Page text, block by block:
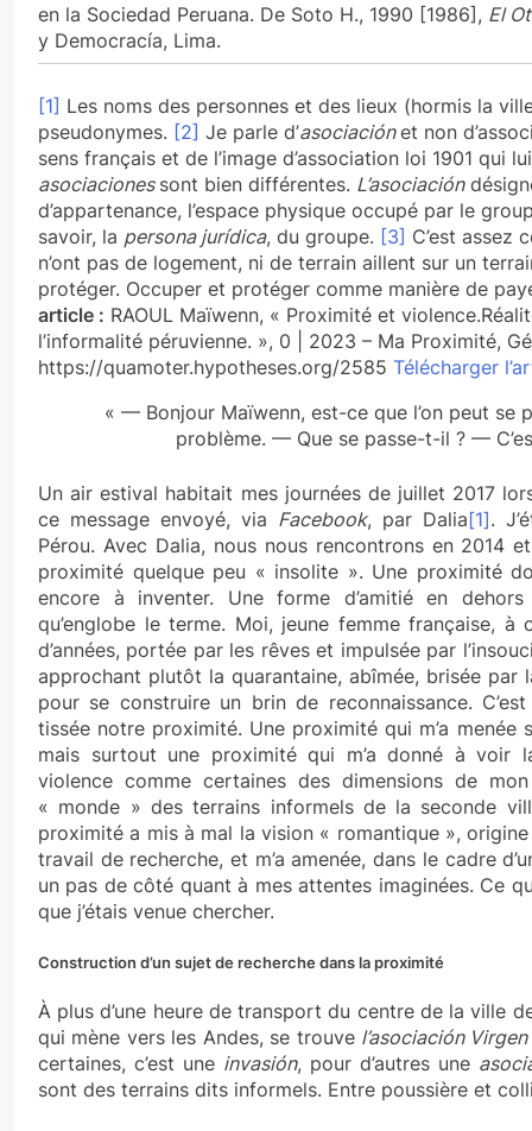
en la Sociedad Peruana. De Soto H., 1990 [1986], El
y Democracía, Lima.
[1] Les noms des personnes et des lieux (hormis la
pseudonymes. [2] Je parle d’asociaciónet non
sens français et de l’image d’association loi 1901 qui
asociaciones sont bien différentes. L’asociación
d’appartenance, l’espace physique occupé par le
savoir, la persona jurídica, du groupe. [3] C’est assez
n’ont pas de logement, ni de terrain aillent sur un
protéger. Occuper et protéger comme manière de
article : RAOUL Maïwenn, « Proximité et
l’informalité péruvienne. », 0 | 2023 – Ma Proximité,
https://quamoter.hypotheses.org/2585 Télécharger
« — Bonjour Maïwenn, est-ce que l’on peut se
problème. — Que se passe-t-il ? —
Un air estival habitait mes journées de juillet 2017
ce message envoyé, via Facebook, par Dalia[1].
Pérou. Avec Dalia, nous nous rencontrons en 2014
proximité quelque peu « insolite ». Une proximité
encore à inventer. Une forme d’amitié en dehors
qu’englobe le terme. Moi, jeune femme française, à
d’années, portée par les rêves et impulsée par
approchant plutôt la quarantaine, abîmée, brisée
pour se construire un brin de reconnaissance.
tissée notre proximité. Une proximité qui m’a menée
mais surtout une proximité qui m’a donné à voir
violence comme certaines des dimensions de
« monde » des terrains informels de la seconde
proximité a mis à mal la vision « romantique »,
travail de recherche, et m’a amenée, dans le cadre
un pas de côté quant à mes attentes imaginées. Ce
que j’étais venue chercher.
Construction d’un sujet de recherche dans la proximité
À plus d’une heure de transport du centre de la ville
qui mène vers les Andes, se trouve l’asociación
certaines, c’est une invasión, pour d’autres une
sont des terrains dits informels. Entre poussière et